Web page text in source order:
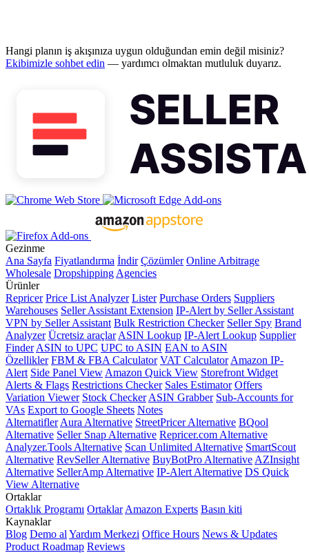
Hangi planın iş akışınıza uygun olduğundan emin değil misiniz?
Ekibimizle sohbet edin — yardımcı olmaktan mutluluk duyarız.
Gezinme
Ana Sayfa Fiyatlandırma İndir Çözümler Online Arbitrage
Wholesale Dropshipping Agencies
Ürünler
Repricer Price List Analyzer Lister Purchase Orders Suppliers
Warehouses Seller Assistant Extension IP-Alert by Seller Assistant
VPN by Seller Assistant Bulk Restriction Checker Seller Spy Brand
Analyzer Ücretsiz araçlar ASIN Lookup IP-Alert Lookup Supplier
Finder ASIN to UPC UPC to ASIN EAN to ASIN
Özellikler FBM & FBA Calculator VAT Calculator Amazon IP-
Alert Side Panel View Amazon Quick View Storefront Widget
Alerts & Flags Restrictions Checker Sales Estimator Offers
Variation Viewer Stock Checker ASIN Grabber Sub-Accounts for
VAs Export to Google Sheets Notes
Alternatifler Aura Alternative StreetPricer Alternative BQool
Alternative Seller Snap Alternative Repricer.com Alternative
Analyzer.Tools Alternative Scan Unlimited Alternative SmartScout
Alternative RevSeller Alternative BuyBotPro Alternative AZInsight
Alternative SellerAmp Alternative IP-Alert Alternative DS Quick
View Alternative
Ortaklar
Ortaklık Programı Ortaklar Amazon Experts Basın kiti
Kaynaklar
Blog Demo al Yardım Merkezi Office Hours News & Updates
Product Roadmap Reviews